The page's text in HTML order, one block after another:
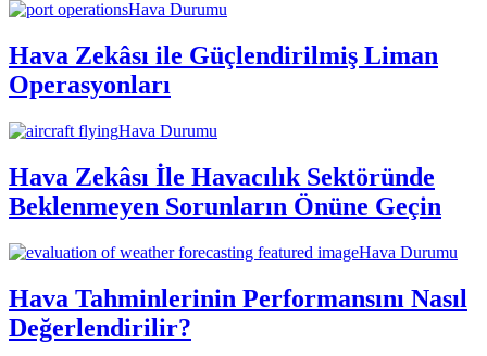
Hava Durumu
Hava Zekâsı ile Güçlendirilmiş Liman
Operasyonları
Hava Durumu
Hava Zekâsı İle Havacılık Sektöründe
Beklenmeyen Sorunların Önüne Geçin
Hava Durumu
Hava Tahminlerinin Performansını Nasıl
Değerlendirilir?